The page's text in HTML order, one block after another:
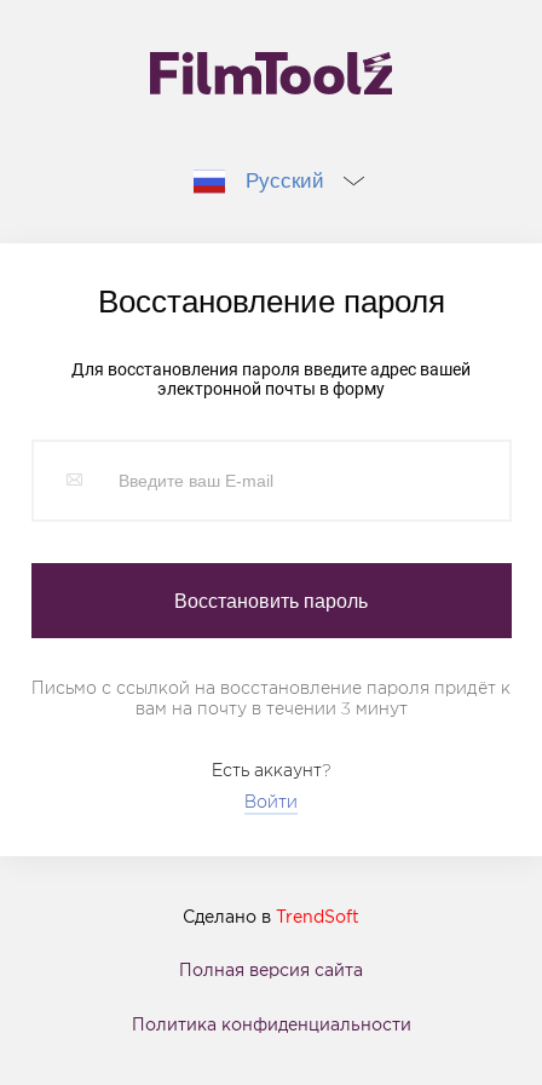
Русский
Восстановление пароля
Для восстановления пароля введите адрес вашей
электронной почты в форму
Письмо с ссылкой на восстановление пароля придёт к
вам на почту в течении 3 минут
Есть аккаунт?
Войти
Сделано в TrendSoft
Полная версия сайта
Политика конфиденциальности